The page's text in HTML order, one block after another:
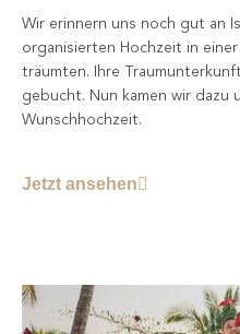
Wir erinnern uns noch gut an
organisierten Hochzeit in einer
träumten. Ihre
gebucht. Nun kamen wir dazu
Wunschhochzeit.
Jetzt ansehen